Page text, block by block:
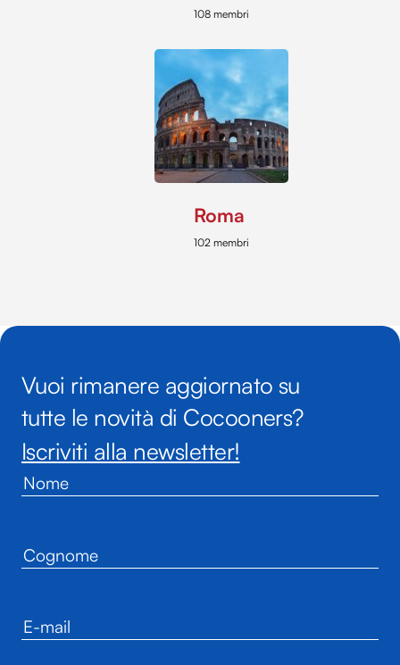
108 membri
Roma
102 membri
Vuoi rimanere aggiornato su
tutte le novità di Cocooners?
Iscriviti alla newsletter!